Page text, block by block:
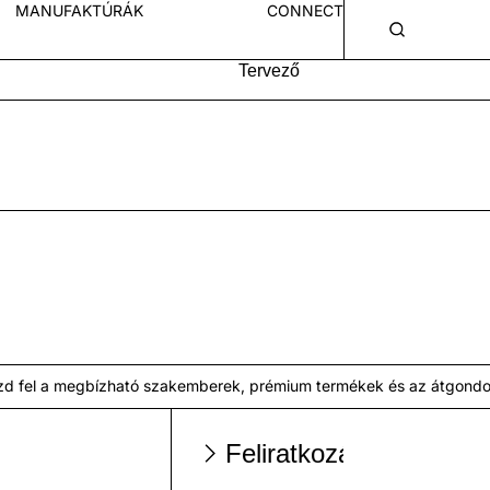
MANUFAKTÚRÁK CONNECT
Tervező
fel a megbízható szakemberek, prémium termékek és az
Feliratkozás